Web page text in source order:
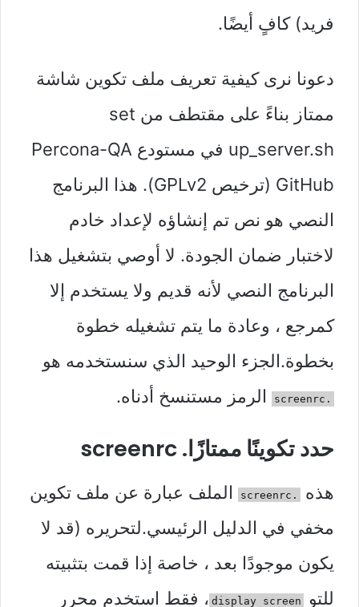
فريد) كافٍ أيضًا.
دعونا نرى كيفية تعريف ملف تكوين شاشة
ممتاز بناءً على مقتطف من set
up_server.sh في مستودع Percona-QA
GitHub (ترخيص GPLv2). هذا البرنامج
النصي هو نص تم إنشاؤه لإعداد خادم
لاختبار ضمان الجودة. لا أوصي بتشغيل هذا
البرنامج النصي لأنه قديم ولا يستخدم إلا
كمرجع ، وعادة ما يتم تشغيله خطوة
بخطوة.الجزء الوحيد الذي سنستخدمه هو
.screenrc الرمز مستنسخ أدناه.
حدد تكوينًا ممتازًا. screenrc
هذه .screenrc
الملف عبارة عن ملف تكوين
مخفي في الدليل الرئيسي.لتحريره (قد لا
يكون موجودًا بعد ، خاصة إذا قمت بتثبيته
للتو
display screen ، فقط استخدم محرر